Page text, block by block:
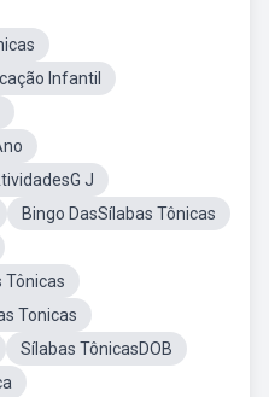
Infantil
J
Bingo DasSílabas Tônicas
Tônicas
Tonicas
Sílabas TônicasDOB